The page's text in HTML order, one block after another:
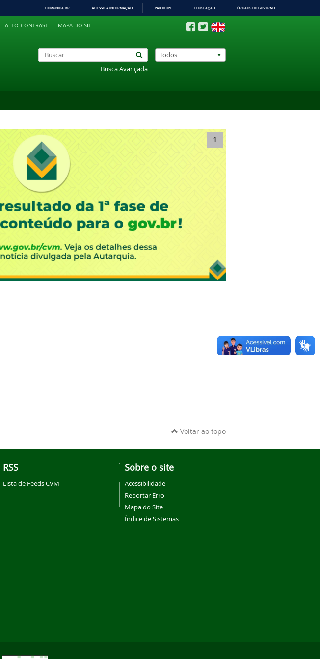
COMUNICA BR ACESSO À INFORMAÇÃO PARTICIPE LEGISLAÇÃO ÓRGÃOS DO GOVERNO
ALTO-CONTRASTE MAPA DO SITE
Busca Avançada
Todos
1
Voltar ao topo
RSS
Lista de Feeds CVM
Sobre o site
Acessibilidade
Reportar Erro
Mapa do Site
Índice de Sistemas